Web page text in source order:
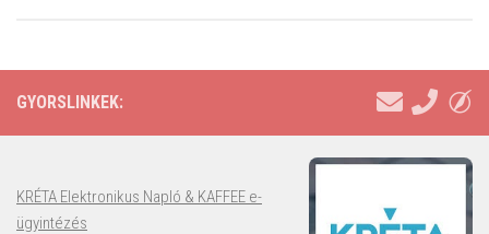
GYORSLINKEK:
KRÉTA Elektronikus Napló & KAFFEE e-
ügyintézés